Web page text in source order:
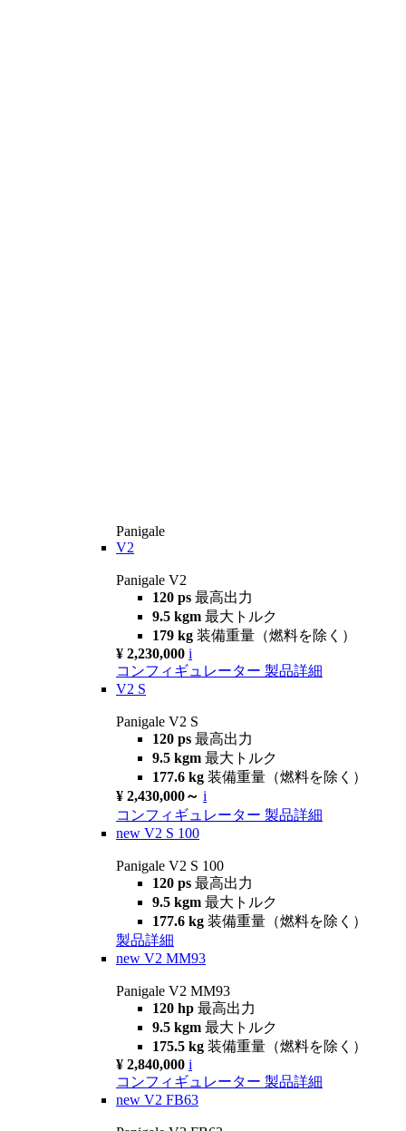
Panigale
V2
Panigale V2
120 ps 最高出力
9.5 kgm 最大トルク
179 kg 装備重量（燃料を除く）
¥ 2,230,000 i
コンフィギュレーター 製品詳細
V2 S
Panigale V2 S
120 ps 最高出力
9.5 kgm 最大トルク
177.6 kg 装備重量（燃料を除く）
¥ 2,430,000～ i
コンフィギュレーター 製品詳細
new V2 S 100
Panigale V2 S 100
120 ps 最高出力
9.5 kgm 最大トルク
177.6 kg 装備重量（燃料を除く）
製品詳細
new V2 MM93
Panigale V2 MM93
120 hp 最高出力
9.5 kgm 最大トルク
175.5 kg 装備重量（燃料を除く）
¥ 2,840,000 i
コンフィギュレーター 製品詳細
new V2 FB63